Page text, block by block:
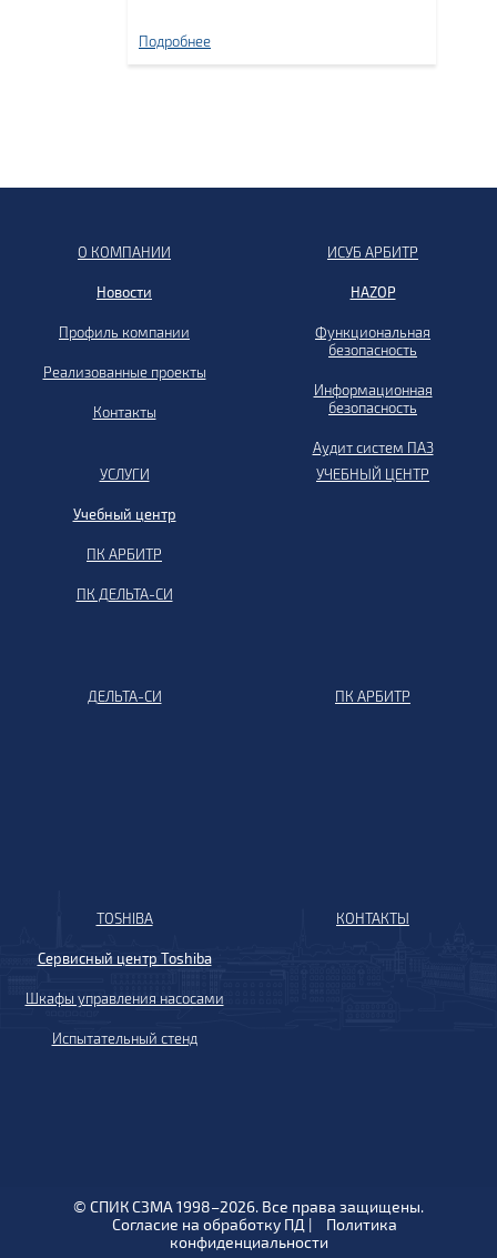
Подробнее
О КОМПАНИИ
Новости
Профиль компании
Реализованные проекты
Контакты
ИСУБ АРБИТР
HAZOP
Функциональная
безопасность
Информационная
безопасность
Аудит систем ПАЗ
УСЛУГИ
Учебный центр
ПК АРБИТР
ПК ДЕЛЬТА-СИ
УЧЕБНЫЙ ЦЕНТР
ДЕЛЬТА-СИ ПК АРБИТР
TOSHIBA
Сервисный центр Toshiba
Шкафы управления насосами
Испытательный стенд
КОНТАКТЫ
© СПИК СЗМА 1998–2026. Все права защищены.
Согласие на обработку ПД |
Политика
конфиденциальности